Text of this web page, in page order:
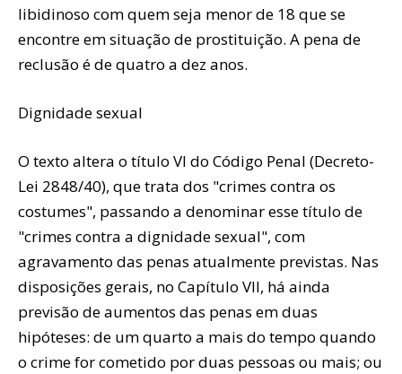
libidinoso com quem seja menor de 18 que se
encontre em situação de prostituição. A pena de
reclusão é de quatro a dez anos.
Dignidade sexual
O texto altera o título VI do Código Penal (Decreto-
Lei 2848/40), que trata dos "crimes contra os
costumes", passando a denominar esse título de
"crimes contra a dignidade sexual", com
agravamento das penas atualmente previstas. Nas
disposições gerais, no Capítulo VII, há ainda
previsão de aumentos das penas em duas
hipóteses: de um quarto a mais do tempo quando
o crime for cometido por duas pessoas ou mais; ou